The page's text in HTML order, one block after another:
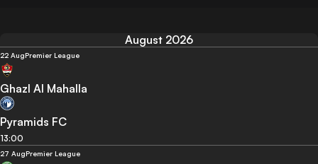
August 2026
22 AugPremier League
Ghazl Al Mahalla
Pyramids FC
13:00
27 AugPremier League